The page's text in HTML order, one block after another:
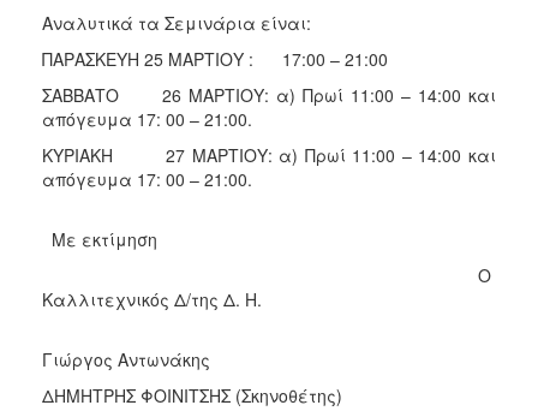
ΠΟΛΙΤΙΣΜΟΣ
ΠΟΛΗ
Αναλυτικά τα Σεμινάρια είναι:
ΠΑΡΑΣΚΕΥΗ 25 ΜΑΡΤΙΟΥ : 17:00 – 21:00
ΣΑΒΒΑΤΟ 26 ΜΑΡΤΙΟΥ: α) Πρωί 11:00 – 14:00 και
απόγευμα 17: 00 – 21:00.
ΚΥΡΙΑΚΗ 27 ΜΑΡΤΙΟΥ: α) Πρωί 11:00 – 14:00 και
απόγευμα 17: 00 – 21:00.
Με εκτίμηση
Ο
Καλλιτεχνικός Δ/της Δ. Η.
Γιώργος Αντωνάκης
ΔΗΜΗΤΡΗΣ ΦΟΙΝΙΤΣΗΣ (Σκηνοθέτης)